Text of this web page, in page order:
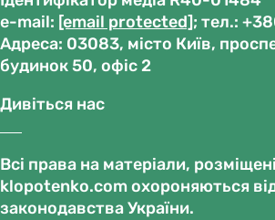
е-mail: [email protected]; тел.:
Адреса: 03083, місто Київ,
будинок 50, офіс 2
Дивіться нас
Всі права на матеріали,
klopotenko.com охороняються
законодавства України.